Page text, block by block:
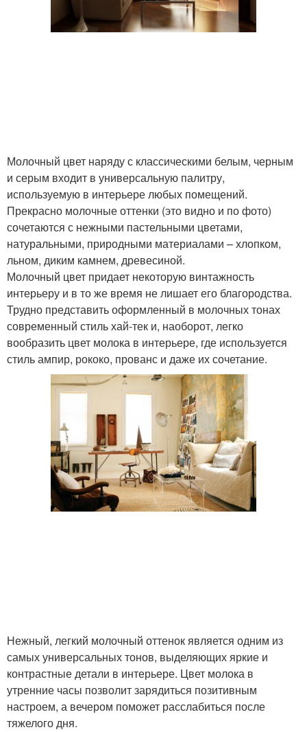
Молочный цвет наряду с классическими белым, черным
и серым входит в универсальную палитру,
используемую в интерьере любых помещений.
Прекрасно молочные оттенки (это видно и по фото)
сочетаются с нежными пастельными цветами,
натуральными, природными материалами – хлопком,
льном, диким камнем, древесиной.
Молочный цвет придает некоторую винтажность
интерьеру и в то же время не лишает его благородства.
Трудно представить оформленный в молочных тонах
современный стиль хай-тек и, наоборот, легко
вообразить цвет молока в интерьере, где используется
стиль ампир, рококо, прованс и даже их сочетание.
Нежный, легкий молочный оттенок является одним из
самых универсальных тонов, выделяющих яркие и
контрастные детали в интерьере. Цвет молока в
утренние часы позволит зарядиться позитивным
настроем, а вечером поможет расслабиться после
тяжелого дня.